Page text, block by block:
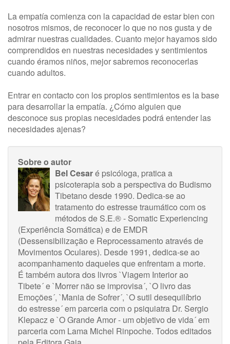
La empatía comienza con la capacidad de estar bien con
nosotros mismos, de reconocer lo que no nos gusta y de
admirar nuestras cualidades. Cuanto mejor hayamos sido
comprendidos en nuestras necesidades y sentimientos
cuando éramos niños, mejor sabremos reconocerlas
cuando adultos.
Entrar en contacto con los propios sentimientos es la base
para desarrollar la empatía. ¿Cómo alguien que
desconoce sus propias necesidades podrá entender las
necesidades ajenas?
Sobre o autor
Bel Cesaré psicóloga, pratica a
psicoterapia sob a perspectiva do Budismo
Tibetano desde 1990. Dedica-se ao
tratamento do estresse traumático com os
métodos de S.E.® - Somatic Experiencing
(Experiência Somática) e de EMDR
(Dessensibilização e Reprocessamento através de
Movimentos Oculares). Desde 1991, dedica-se ao
acompanhamento daqueles que enfrentam a morte.
É também autora dos livros `Viagem Interior ao
Tibete´ e `Morrer não se improvisa´, `O livro das
Emoções´, `Mania de Sofrer´, `O sutil desequilíbrio
do estresse´ em parceria com o psiquiatra Dr. Sergio
Klepacz e `O Grande Amor - um objetivo de vida´ em
parceria com Lama Michel Rinpoche. Todos editados